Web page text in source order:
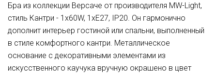
Бра из коллекции Версаче от производителя MW-Light,
стиль Кантри - 1x60W, 1xE27, IP20. Он гармонично
дополнит интерьер гостиной или спальни, выполненный
в стиле комфортного кантри. Металлическое
основание с декоративными элементами из
искусственного каучука вручную окрашено в цвет